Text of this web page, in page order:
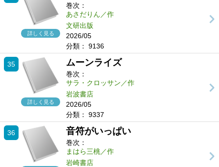
詳しく見る
巻次：
あさだりん／作
文研出版
2026/05
分類：
9136
35
詳しく見る
ムーンライズ
巻次：
サラ・クロッサン／作
岩波書店
2026/05
分類：
9337
36 音符がいっぱい
巻次：
まはら三桃／作
岩崎書店